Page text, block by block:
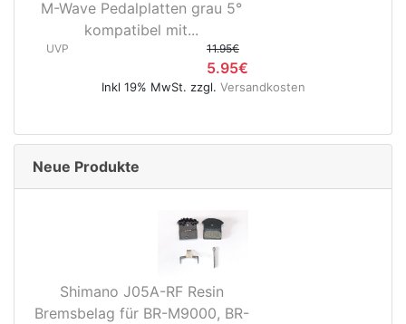
M-Wave Pedalplatten grau 5°
kompatibel mit...
UVP 11.95€
5.95€
Inkl 19% MwSt. zzgl. Versandkosten
Neue Produkte
Shimano J05A-RF Resin
Bremsbelag für BR-M9000, BR-